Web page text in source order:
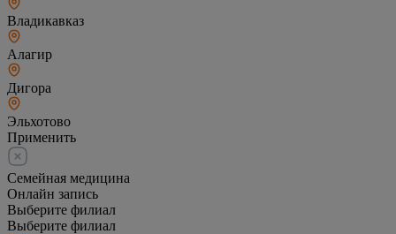
Владикавказ
Алагир
Дигора
Эльхотово
Применить
Семейная медицина
Онлайн запись
Выберите филиал
Выберите филиал